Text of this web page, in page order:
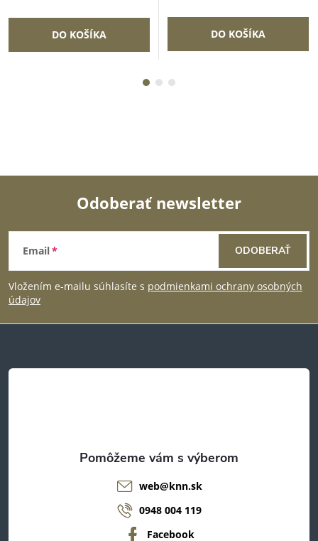
DO KOŠÍKA DO KOŠÍKA
Z
á
p
t
Odoberať newsletter
Email
Vložením e-mailu súhlasíte s podmienkami ochrany osobných
údajov
ODOBERAŤ
web@knn.sk
0948 004 119
Facebook